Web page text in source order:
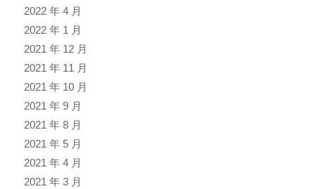
2022 年 4 月
2022 年 1 月
2021 年 12 月
2021 年 11 月
2021 年 10 月
2021 年 9 月
2021 年 8 月
2021 年 5 月
2021 年 4 月
2021 年 3 月